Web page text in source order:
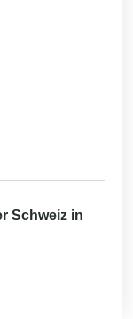
Schweiz in